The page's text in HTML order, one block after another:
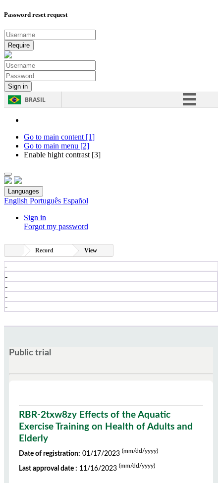
Password reset request
BRASIL
Go to main content [1]
Go to main menu [2]
Enable hight contrast [3]
Languages
English Português Español
Sign in
Forgot my password
Record View
-
-
-
-
-
Public trial
RBR-2txw8zy Effects of the Aquatic
Exercise Training on Health of Adults and
Elderly
Date of registration: 01/17/2023 (mm/dd/yyyy)
Last approval date : 11/16/2023 (mm/dd/yyyy)